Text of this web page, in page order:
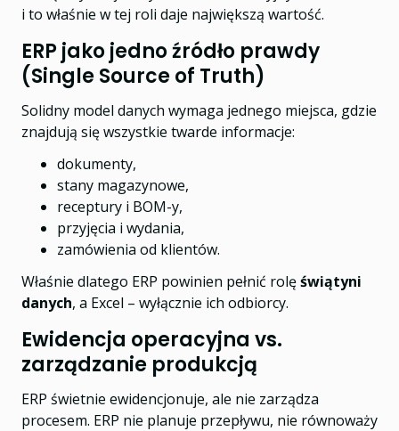
i to właśnie w tej roli daje największą wartość.
ERP jako jedno źródło prawdy
(Single Source of Truth)
Solidny model danych wymaga jednego miejsca, gdzie
znajdują się wszystkie twarde informacje:
dokumenty,
stany magazynowe,
receptury i BOM-y,
przyjęcia i wydania,
zamówienia od klientów.
Właśnie dlatego ERP powinien pełnić rolęświątyni
danych, a Excel – wyłącznie ich odbiorcy.
Ewidencja operacyjna vs.
zarządzanie produkcją
ERP świetnie ewidencjonuje, ale nie zarządza
procesem. ERP nie planuje przepływu, nie równoważy